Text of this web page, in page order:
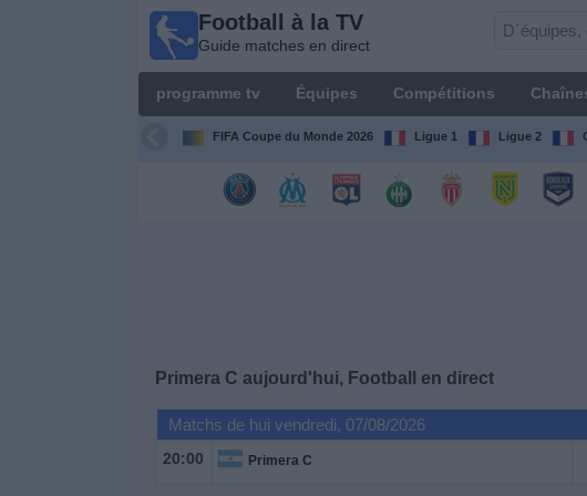
Football à la TV
Guide matches en direct
programme tv Équipes Compétitions
FIFA Coupe du Monde 2026 Ligue 1 Ligue 2
Primera C aujourd'hui, Football en direct
Matchs de hui vendredi, 07/08/2026
20:00 Primera C